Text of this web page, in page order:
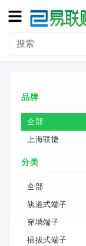
品牌
全部
上海联捷
分类
全部
轨道式端子
穿墙端子
插拔式端子